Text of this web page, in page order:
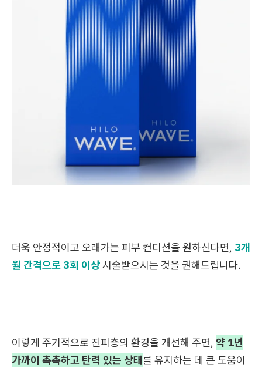
더욱 안정적이고 오래가는 피부 컨디션을 원하신다면, 3개
월 간격으로 3회 이상시술받으시는 것을 권해드립니다.
이렇게 주기적으로 진피층의 환경을 개선해 주면, 약 1년
가까이 촉촉하고 탄력 있는 상태를 유지하는 데 큰 도움이